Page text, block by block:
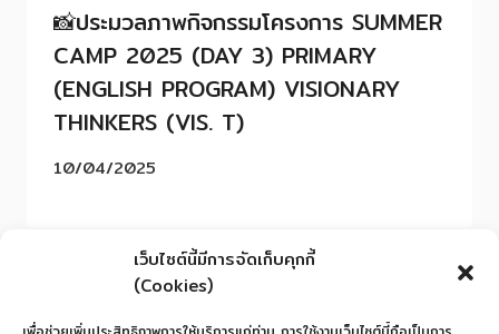
เว็บไซต์นี้มีการจัดเก็บคุกกี้
(Cookies)
📸ประมวลภาพกิจกรรมโครงการ SUMMER
CAMP 2025 (DAY 3) PRIMARY
(ENGLISH PROGRAM) VISIONARY
THINKERS (VIS. T)
10/04/2025